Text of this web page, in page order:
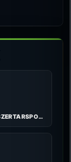
TFSE-SZERTARSPORT.HU